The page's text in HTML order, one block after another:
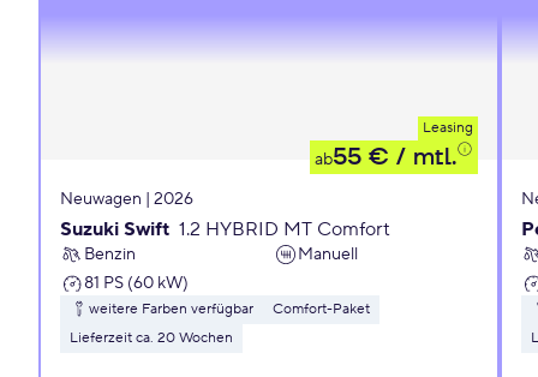
Leasing
ab55 € / mtl.
Neuwagen | 2026
Suzuki Swift 1.2 HYBRID MT Comfort
Benzin
Manuell
81 PS (60 kW)
weitere Farben verfügbar
Comfort-Paket
Lieferzeit ca. 20 Wochen